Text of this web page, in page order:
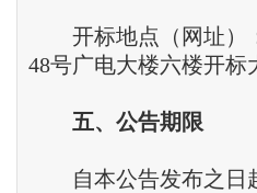
开标地点（网址）
48号广电大楼六楼开标
五、公告期限
自本公告发布之日起